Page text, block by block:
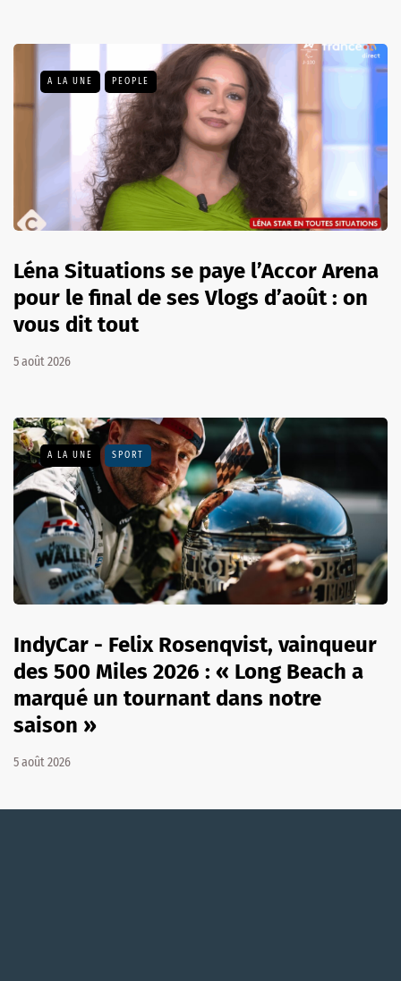
A LA UNE PEOPLE
Léna Situations se paye l’Accor Arena
pour le final de ses Vlogs d’août : on
vous dit tout
5 août 2026
A LA UNE SPORT
IndyCar - Felix Rosenqvist, vainqueur
des 500 Miles 2026 : « Long Beach a
marqué un tournant dans notre
saison »
5 août 2026